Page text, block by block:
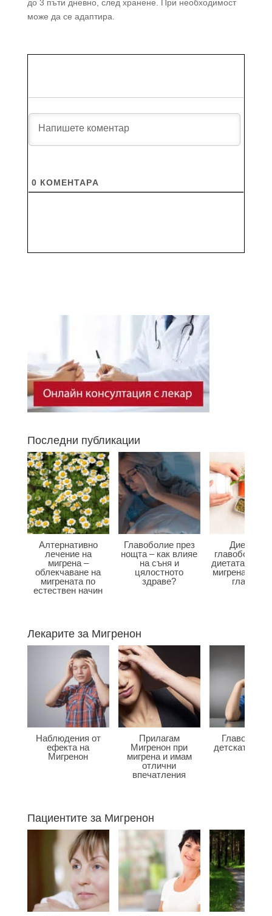
до 3 пъти дневно, след хранене. При необходимост
може да се адаптира.
0 КОМЕНТАРA
Последни публикации
Алтернативно
лечение на
мигрена –
облекчаване на
мигрената по
естествен начин
Главоболие през
нощта – как влияе
на съня и
цялостното
здраве?
Диета при
главоболие –
диетата
мигрена и
главата?
Лекарите за Мигренон
Наблюдения от
ефекта на
Мигренон
Прилагам
Мигренон при
мигрена и имам
отлични
впечатления
детската
Пациентите за Мигренон